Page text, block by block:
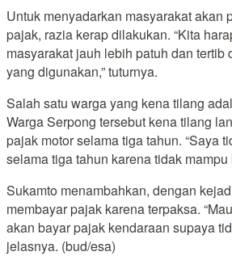
Untuk menyadarkan masyarakat akan
pajak, razia kerap dilakukan. “Kita
masyarakat jauh lebih patuh dan tertib
yang digunakan,” tuturnya.
Salah satu warga yang kena tilang
Warga Serpong tersebut kena tilang
pajak motor selama tiga tahun. “Saya
selama tiga tahun karena tidak mampu
Sukamto menambahkan, dengan
membayar pajak karena terpaksa.
akan bayar pajak kendaraan supaya
jelasnya. (bud/esa)